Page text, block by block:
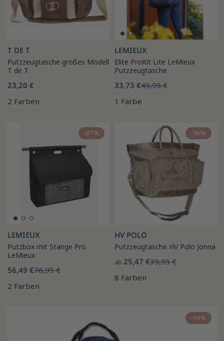
T DE T
Putzzeugtasche großes Modell
T de T
23,20 €
2 Farben
LEMIEUX
Elite ProKit Lite LeMieux
Putzzeugtasche
33,73 €45,95 €
1 Farbe
-27%
LEMIEUX
Putzbox mit Stange Pro
LeMieux
56,49 €76,95 €
2 Farben
-36%
HV POLO
Putzzeugtasche HV Polo Jonna
ab 25,47 €39,95 €
8 Farben
-14%